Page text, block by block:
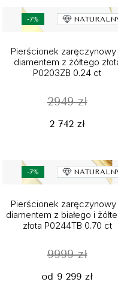
-7%
Pierścionek zaręczynowy
diamentem z żółtego
P0203ZB 0.24 ct
2949 zł
2 742 zł
-7%
Pierścionek zaręczynowy
diamentem z białego i
złota P0244TB 0.70 ct
9999 zł
od 9 299 zł